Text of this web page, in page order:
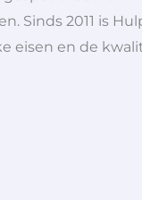
Sinds 2011 is
eisen en de